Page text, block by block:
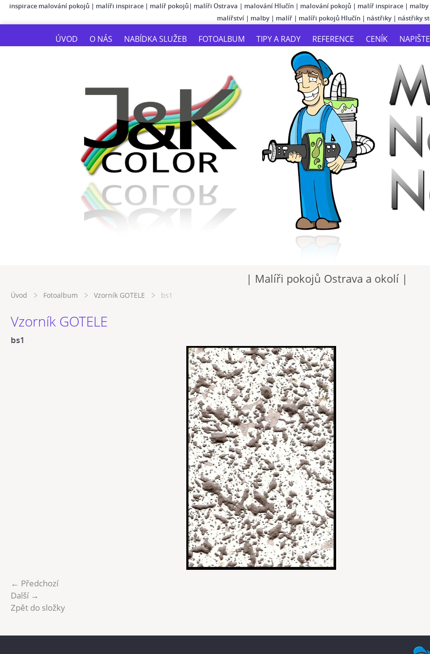
inspirace malování pokojů| malíři inspirace| malíř pokojů| malíři Ostrava | malování Hlučín| malování pokojů| malíř inspirace|
malířství | malby | malíř | malíři pokojů Hlučín | nástřiky | nástřiky
ÚVOD O NÁS NABÍDKA SLUŽEB FOTOALBUM TIPY A RADY REFERENCE CENÍK
| Malíři pokojů Ostrava a okolí |
Úvod Fotoalbum Vzorník GOTELE bs1
Vzorník GOTELE
bs1
← Předchozí
Další →
Zpět do složky